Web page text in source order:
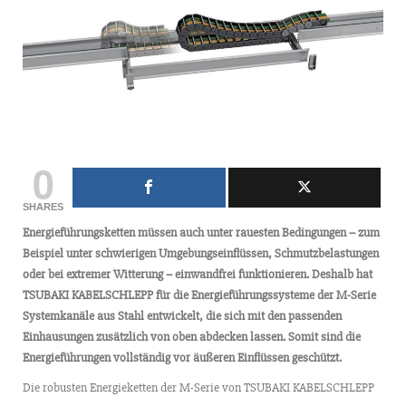
0
SHARES
Energieführungsketten müssen auch unter rauesten Bedingungen – zum
Beispiel unter schwierigen Umgebungseinflüssen, Schmutzbelastungen
oder bei extremer Witterung – einwandfrei funktionieren. Deshalb hat
TSUBAKI KABELSCHLEPP für die Energieführungssysteme der M-Serie
Systemkanäle aus Stahl entwickelt, die sich mit den passenden
Einhausungen zusätzlich von oben abdecken lassen. Somit sind die
Energieführungen vollständig vor äußeren Einflüssen geschützt.
Die robusten Energieketten der M-Serie von TSUBAKI KABELSCHLEPP